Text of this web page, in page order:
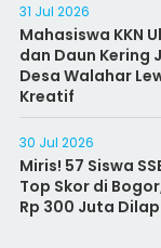
31 Jul 2026
Mahasiswa KKN
dan Daun Kering
Desa Walahar
Kreatif
30 Jul 2026
Miris! 57 Siswa
Top Skor di
Rp 300 Juta